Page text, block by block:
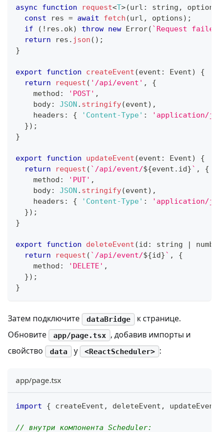
async function request<T>(url : string , options
const res = await fetch (url , options) ;
if
( ! res . ok) throw new Error( ` Request
return res . json ( ) ;
}
export function createEvent (event : Event)
{
return
request ( '/api/event' ,
{
    method
: 'POST' ,
    body
: JSON . stringify(event) ,
    headers
: { 'Content-Type' :
'application/
}) ;
}
export function updateEvent (event : Event)
{
return
request ( ` /api/event/${event . id}` ,
{
    method
: 'PUT' ,
    body
: JSON . stringify(event) ,
    headers
: { 'Content-Type' :
'application/
}) ;
}
export function deleteEvent (id : string |
return
request ( ` /api/event/${id}` ,
{
    method
: 'DELETE' ,
}) ;
}
Затем подключите dataBridge
к странице.
Обновите
app/page.tsx , добавив импорты и
свойство
data у <ReactScheduler> :
app/page.tsx
import { createEvent , deleteEvent ,
// внутри компонента Scheduler: